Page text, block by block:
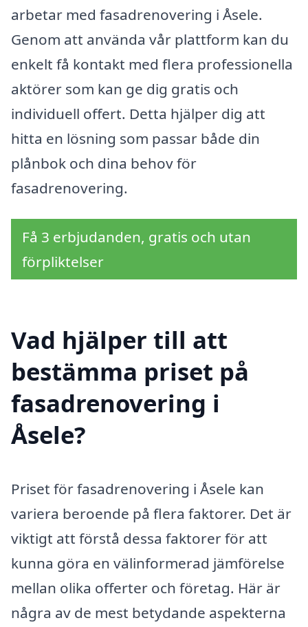
arbetar med fasadrenovering i Åsele.
Genom att använda vår plattform kan du
enkelt få kontakt med flera professionella
aktörer som kan ge dig gratis och
individuell offert. Detta hjälper dig att
hitta en lösning som passar både din
plånbok och dina behov för
fasadrenovering.
Få 3 erbjudanden, gratis och utan
förpliktelser
Vad hjälper till att
bestämma priset på
fasadrenovering i
Åsele?
Priset för fasadrenovering i Åsele kan
variera beroende på flera faktorer. Det är
viktigt att förstå dessa faktorer för att
kunna göra en välinformerad jämförelse
mellan olika offerter och företag. Här är
några av de mest betydande aspekterna